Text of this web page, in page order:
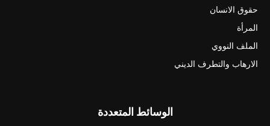
حقوق الانسان
المرأة
الملف النووي
الارهاب والتطرف الديني
الوسائط المتعددة